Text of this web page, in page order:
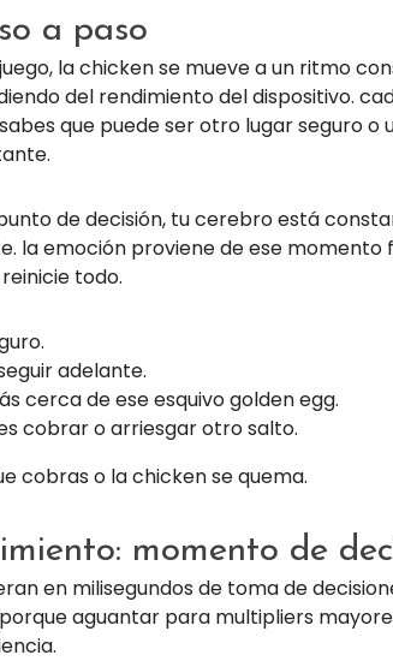
a paso
la chicken se mueve a un ritmo
del rendimiento del dispositivo.
que puede ser otro lugar seguro
de decisión, tu cerebro está
la emoción proviene de ese momento
todo.
adelante.
cerca de ese esquivo golden egg.
cobrar o arriesgar otro salto.
cobras o la chicken se quema.
momento de
en milisegundos de toma de
aguantar para multipliers